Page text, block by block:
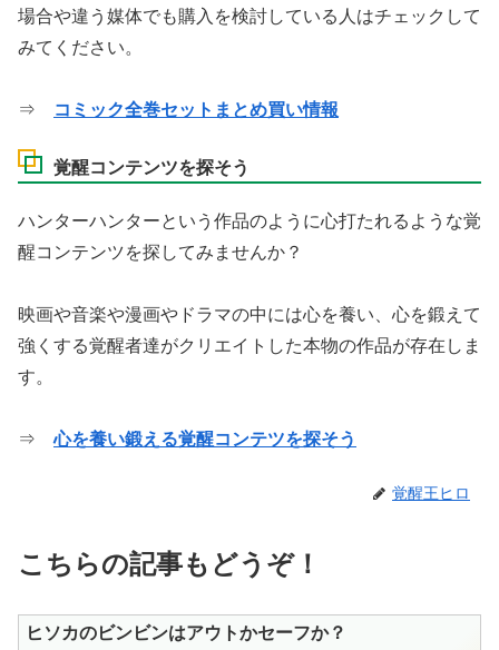
場合や違う媒体でも購入を検討している人はチェックして
みてください。
⇒ コミック全巻セットまとめ買い情報
覚醒コンテンツを探そう
ハンターハンターという作品のように心打たれるような覚
醒コンテンツを探してみませんか？
映画や音楽や漫画やドラマの中には心を養い、心を鍛えて
強くする覚醒者達がクリエイトした本物の作品が存在しま
す。
⇒心を養い鍛える覚醒コンテツを探そう
覚醒王ヒロ
こちらの記事もどうぞ！
ヒソカのビンビンはアウトかセーフか？